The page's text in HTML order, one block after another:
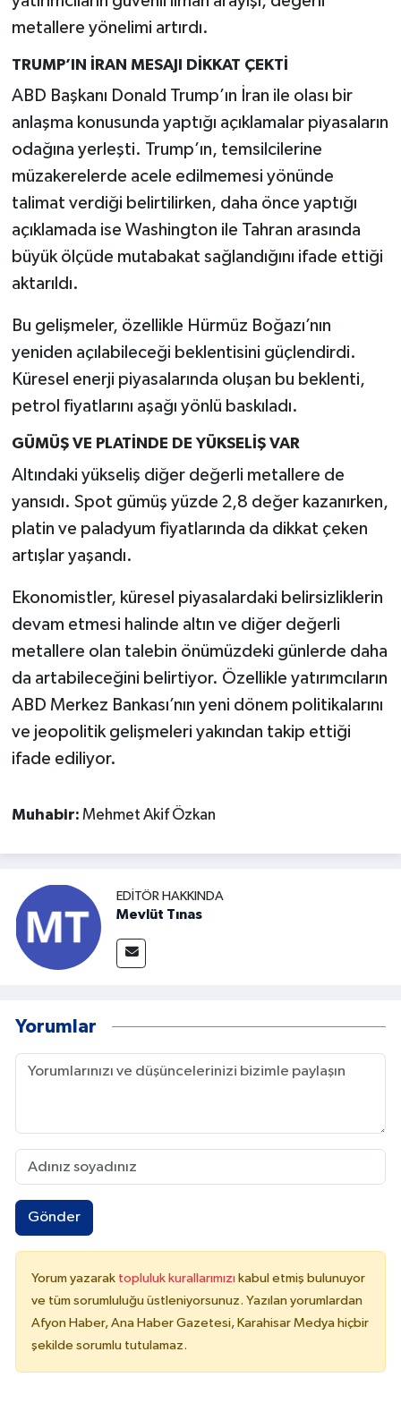
metallere yönelimi artırdı.
TRUMP’IN İRAN MESAJI DİKKAT ÇEKTİ
ABD Başkanı Donald Trump’ın İran ile olası bir
anlaşma konusunda yaptığı açıklamalar piyasaların
odağına yerleşti. Trump’ın, temsilcilerine
müzakerelerde acele edilmemesi yönünde
talimat verdiği belirtilirken, daha önce yaptığı
açıklamada ise Washington ile Tahran arasında
büyük ölçüde mutabakat sağlandığını ifade ettiği
aktarıldı.
Bu gelişmeler, özellikle Hürmüz Boğazı’nın
yeniden açılabileceği beklentisini güçlendirdi.
Küresel enerji piyasalarında oluşan bu beklenti,
petrol fiyatlarını aşağı yönlü baskıladı.
GÜMÜŞ VE PLATİNDE DE YÜKSELİŞ VAR
Altındaki yükseliş diğer değerli metallere de
yansıdı. Spot gümüş yüzde 2,8 değer kazanırken,
platin ve paladyum fiyatlarında da dikkat çeken
artışlar yaşandı.
Ekonomistler, küresel piyasalardaki belirsizliklerin
devam etmesi halinde altın ve diğer değerli
metallere olan talebin önümüzdeki günlerde daha
da artabileceğini belirtiyor. Özellikle yatırımcıların
ABD Merkez Bankası’nın yeni dönem politikalarını
ve jeopolitik gelişmeleri yakından takip ettiği
ifade ediliyor.
Muhabir: Mehmet Akif Özkan
EDITÖR HAKKINDA
Mevlüt Tınas
Yorumlar
Gönder
Yorum yazarak topluluk kurallarımızı kabul etmiş bulunuyor
ve tüm sorumluluğu üstleniyorsunuz. Yazılan yorumlardan
Afyon Haber, Ana Haber Gazetesi, Karahisar Medya hiçbir
şekilde sorumlu tutulamaz.